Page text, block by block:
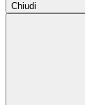
Chiudi